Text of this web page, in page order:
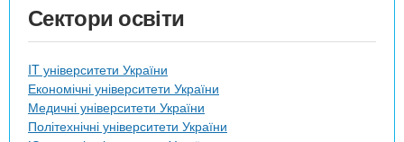
Сектори освіти
IT університети України
Економічні університети України
Медичні університети України
Політехнічні університети України